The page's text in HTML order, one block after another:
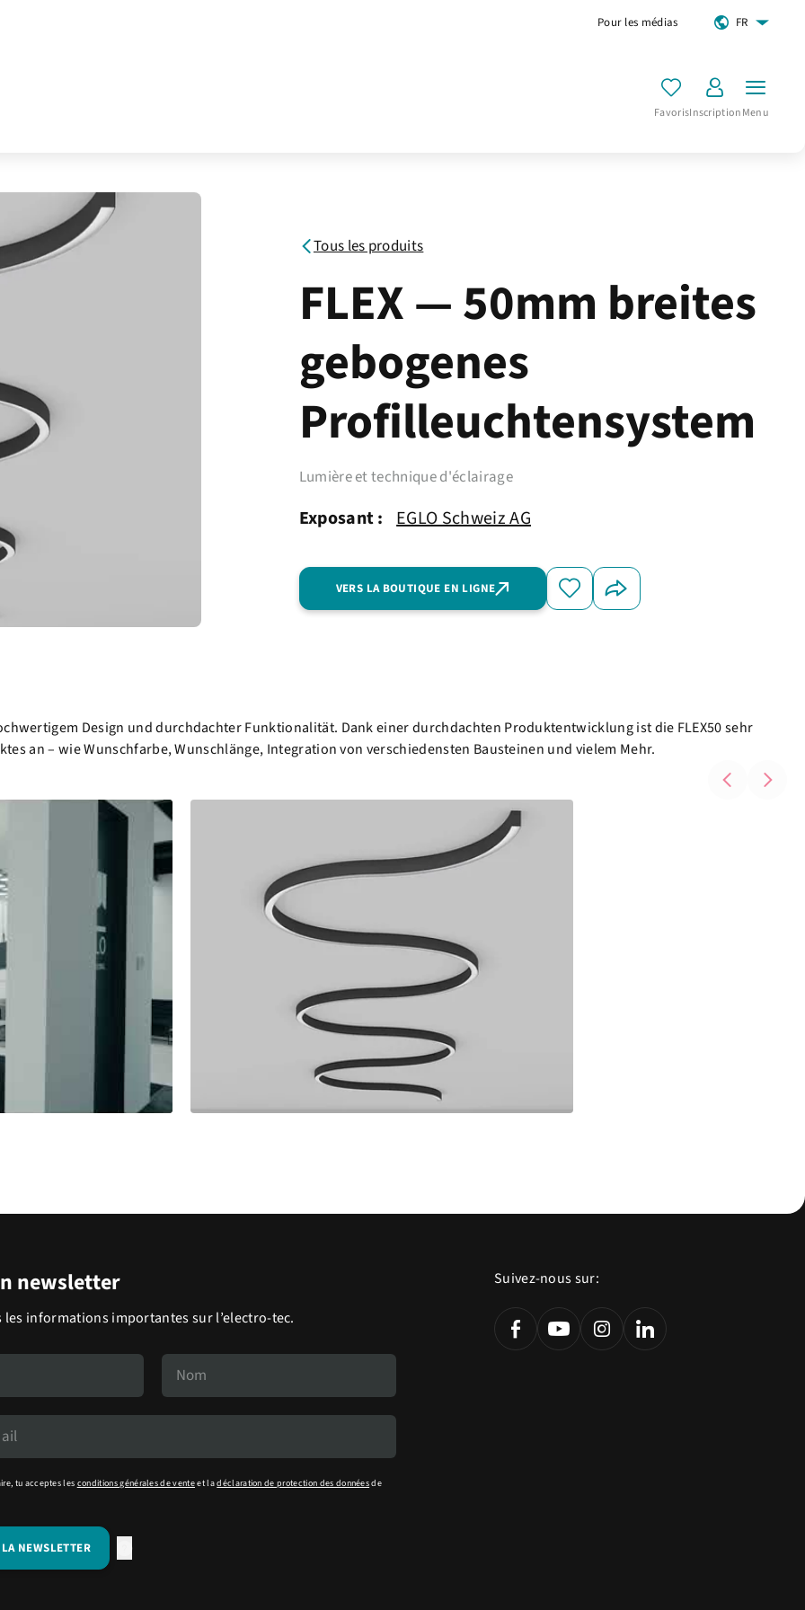
Pour les médias FR
FavorisInscriptionMenu
Tous les produits
FLEX — 50mm breites
gebogenes
Profilleuchtensystem
Lumière et technique d'éclairage
Exposant : EGLO Schweiz AG
VERS LA BOUTIQUE EN LIGNE
Design und durchdachter Funktionalität. Dank einer durchdachten Produktentwicklung ist die FLEX50 sehr
an – wie Wunschfarbe, Wunschlänge, Integration von verschiedensten Bausteinen und vielem Mehr.
newsletter
les informations importantes sur l’electro-tec.
tu acceptes les conditions générales de venteet ladéclaration de protection des donnéesde
Suivez-nous sur: